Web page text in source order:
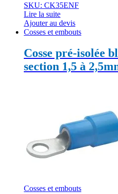
SKU: CK35ENF
Lire la suite
Ajouter au devis
Cosses et embouts
Cosse pré-isolée
section 1,5 à
Cosses et embouts